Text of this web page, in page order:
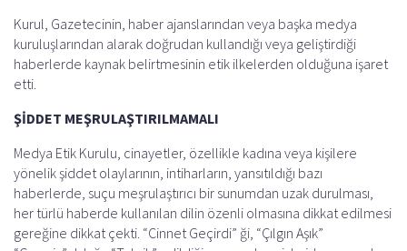
Kurul, Gazetecinin, haber ajanslarından veya başka medya
kuruluşlarından alarak doğrudan kullandığı veya geliştirdiği
haberlerde kaynak belirtmesinin etik ilkelerden olduğuna işaret
etti.
ŞİDDET MEŞRULAŞTIRILMAMALI
Medya Etik Kurulu, cinayetler, özellikle kadına veya kişilere
yönelik şiddet olaylarının, intiharların, yansıtıldığı bazı
haberlerde, suçu meşrulaştırıcı bir sunumdan uzak durulması,
her türlü haberde kullanılan dilin özenli olmasına dikkat edilmesi
gereğine dikkat çekti. “Cinnet Geçirdi” ği, “Çılgın Aşık”